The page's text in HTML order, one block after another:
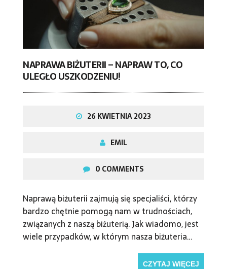
NAPRAWA BIŻUTERII – NAPRAW TO, CO
ULEGŁO USZKODZENIU!
26 KWIETNIA 2023
EMIL
0 COMMENTS
Naprawą biżuterii zajmują się specjaliści, którzy
bardzo chętnie pomogą nam w trudnościach,
związanych z naszą biżuterią. Jak wiadomo, jest
wiele przypadków, w którym nasza biżuteria…
CZYTAJ WIĘCEJ